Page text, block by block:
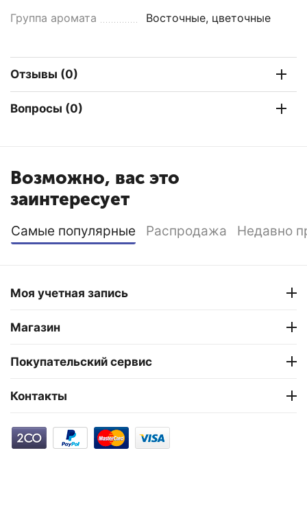
Группа аромата Восточные, цветочные
Отзывы (0)
Вопросы (0)
Возможно, вас это
заинтересует
Самые популярные Распродажа Недавно
Моя учетная запись
Магазин
Покупательский сервис
Контакты